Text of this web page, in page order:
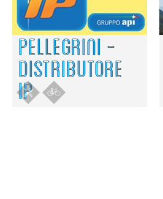
PELLEGRINI -
DISTRIBUTORE
IP